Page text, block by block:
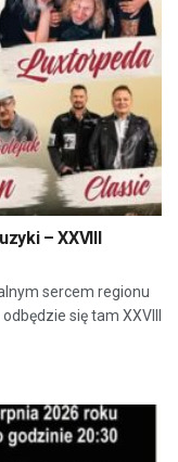
– XXVIII
sercem regionu
się tam XXVIII